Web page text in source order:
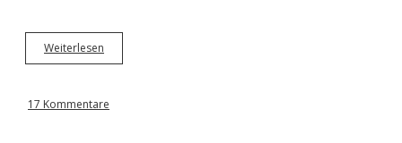
Weiterlesen
l
H
17 Kommentare